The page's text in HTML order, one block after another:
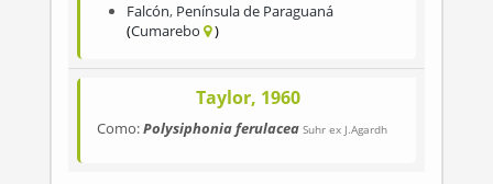
Falcón, Península de Paraguaná
Cumarebo
Taylor, 1960
Como:Polysiphonia ferulacea Suhr ex J.Agardh